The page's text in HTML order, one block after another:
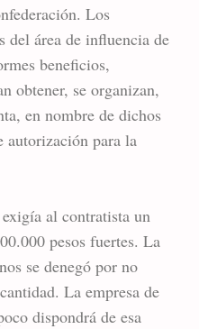
Los
del área de influencia de
beneficios,
obtener, se organizan,
en nombre de dichos
para la
al contratista un
pesos fuertes. La
se denegó por no
La empresa de
dispondrá de esa